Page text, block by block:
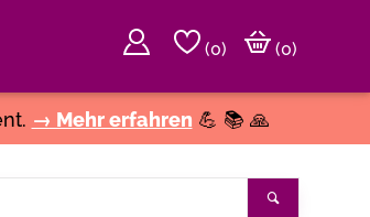
(0)
(0)
→ Mehr erfahren 💪 📚 🙏